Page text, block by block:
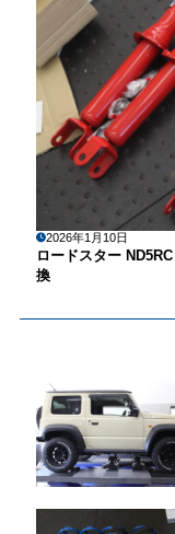
2026年1月10日
ロードスター
換